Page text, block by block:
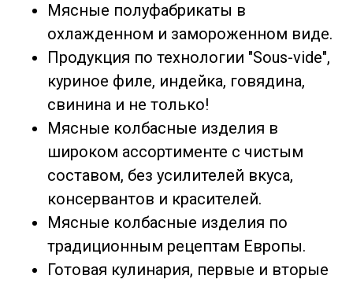
Мясные полуфабрикаты в
охлажденном и замороженном виде.
Продукция по технологии "Sous-vide",
куриное филе, индейка, говядина,
свинина и не только!
Мясные колбасные изделия в
широком ассортименте с чистым
составом, без усилителей вкуса,
консервантов и красителей.
Мясные колбасные изделия по
традиционным рецептам Европы.
Готовая кулинария, первые и вторые